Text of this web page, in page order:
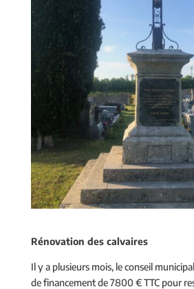
Rénovation des calvaires
Il y a plusieurs mois, le conseil
de financement de 7800 € TTC pour